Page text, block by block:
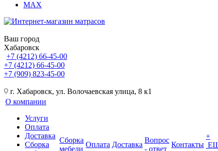
MAX
Ваш город
Хабаровск
+7 (4212) 66-45-00
+7 (4212) 66-45-00
+7 (909) 823-45-00
г. Хабаровск, ул. Волочаевская улица, 8 к1
О компании
Услуги
Оплата
Доставка
Сборка
Сборка
мебели
Оплата Доставка
Вопрос
- ответ
Контакты
+